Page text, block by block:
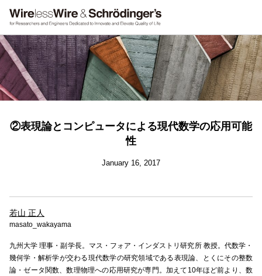
②表現論とコンピュータによる現代数学の応用可能
性
January 16, 2017
若山 正人
masato_wakayama
九州大学 理事・副学長。マス・フォア・インダストリ研究所 教授。代数学・
幾何学・解析学が交わる現代数学の研究領域である表現論、とくにその整数
論・ゼータ関数、数理物理への応用研究が専門。加えて10年ほど前より、数